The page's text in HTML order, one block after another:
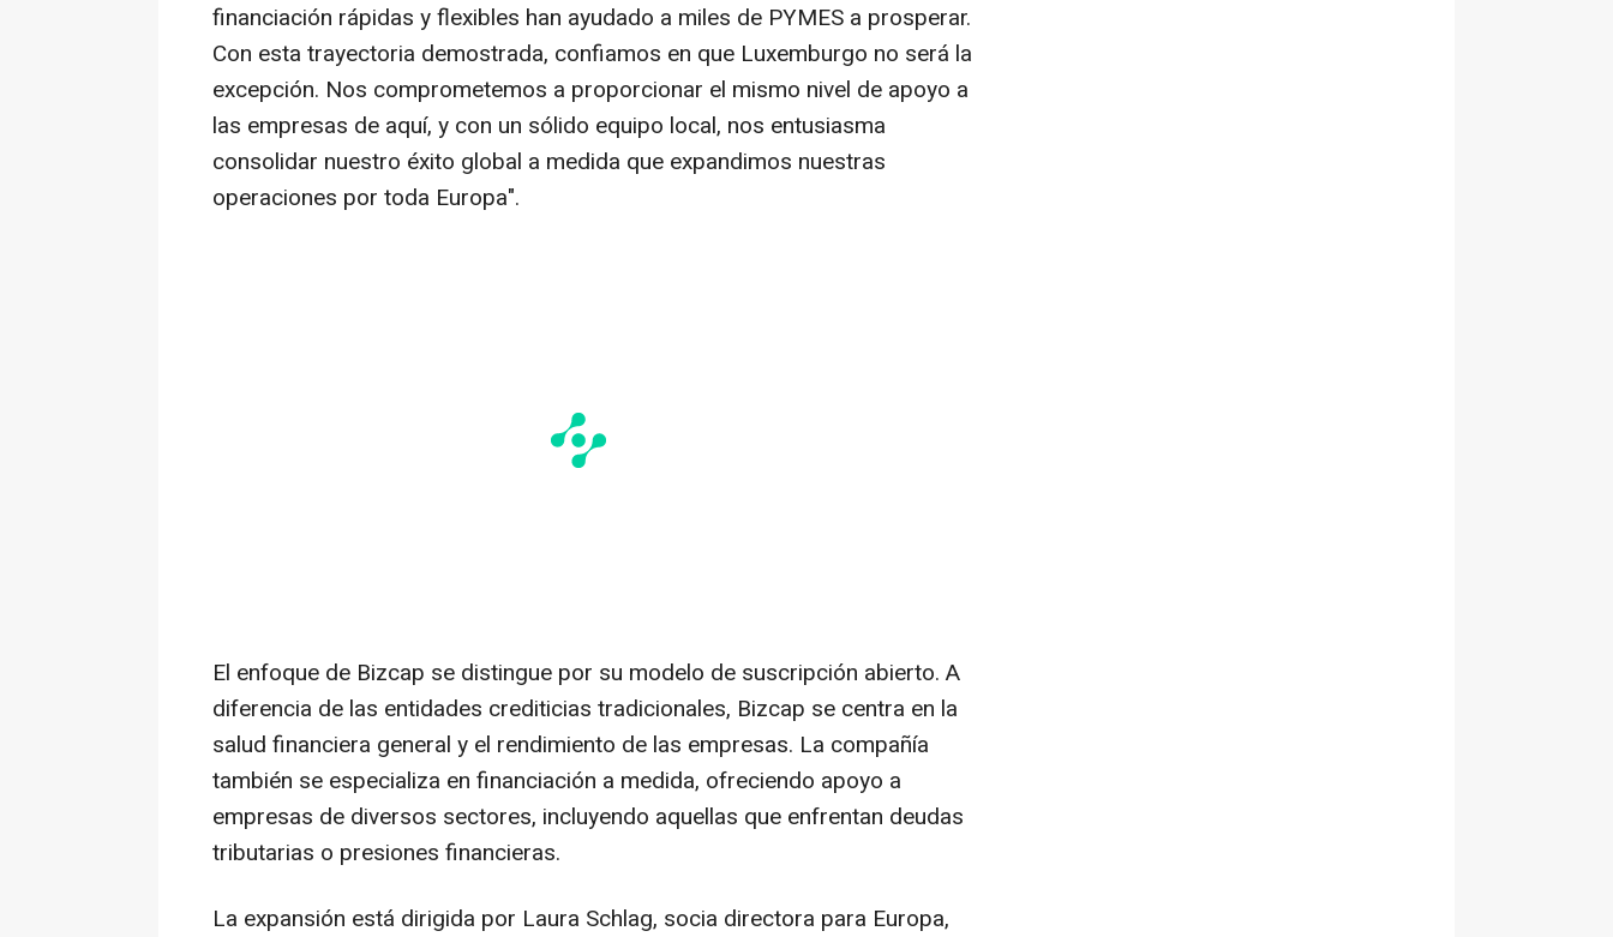
financiación rápidas y flexibles han ayudado a miles de PYMES a prosperar.
Con esta trayectoria demostrada, confiamos en que Luxemburgo no será la
excepción. Nos comprometemos a proporcionar el mismo nivel de apoyo a
las empresas de aquí, y con un sólido equipo local, nos entusiasma
consolidar nuestro éxito global a medida que expandimos nuestras
operaciones por toda Europa".
El enfoque de Bizcap se distingue por su modelo de suscripción abierto. A
diferencia de las entidades crediticias tradicionales, Bizcap se centra en la
salud financiera general y el rendimiento de las empresas. La compañía
también se especializa en financiación a medida, ofreciendo apoyo a
empresas de diversos sectores, incluyendo aquellas que enfrentan deudas
tributarias o presiones financieras.
La expansión está dirigida por Laura Schlag, socia directora para Europa,